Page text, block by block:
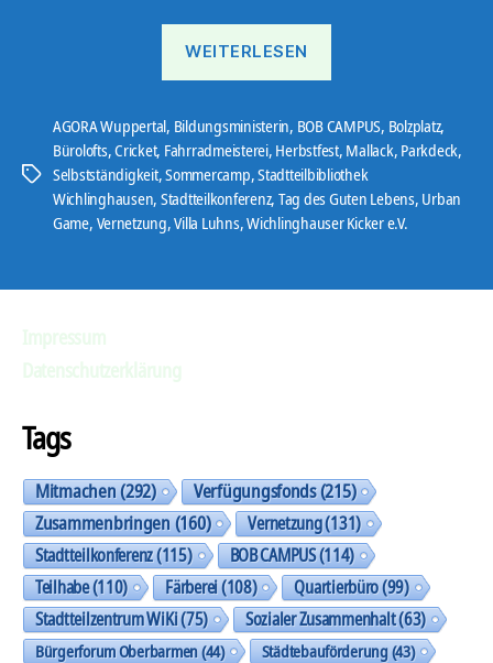
WEITERLESEN
Schlagwörter
AGORA Wuppertal, Bildungsministerin, BOB CAMPUS, Bolzplatz,
Bürolofts,Cricket, Fahrradmeisterei, Herbstfest, Mallack, Parkdeck,
Selbstständigkeit,Sommercamp,Stadtteilbibliothek
Wichlinghausen, Stadtteilkonferenz, Tag des Guten Lebens, Urban
Game, Vernetzung,Villa Luhns,Wichlinghauser Kicker e.V.
Tags
Mitmachen(292) Verfügungsfonds(215)
Zusammenbringen(160) Vernetzung(131)
Stadtteilkonferenz(115) BOB CAMPUS(114)
Teilhabe(110) Färberei(108) Quartierbüro(99)
Stadtteilzentrum WiKi(75) Sozialer Zusammenhalt(63)
Bürgerforum Oberbarmen(44) Städtebauförderung(43)